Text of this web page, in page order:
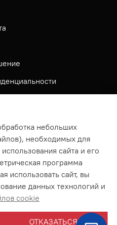
на обработку
система ЯНДЕКС
технологии
рекламно-
небольших
необходимых для
сайта и его
программа
использовать сайт, вы
данных технологий и
cookie
ОТКАЗАТЬСЯ